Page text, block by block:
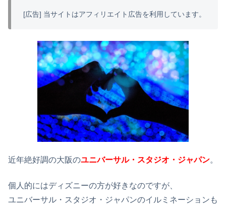
[広告] 当サイトはアフィリエイト広告を利用しています。
近年絶好調の大阪のユニバーサル・スタジオ・ジャパン。
個人的にはディズニーの方が好きなのですが、
ユニバーサル・スタジオ・ジャパンのイルミネーションも